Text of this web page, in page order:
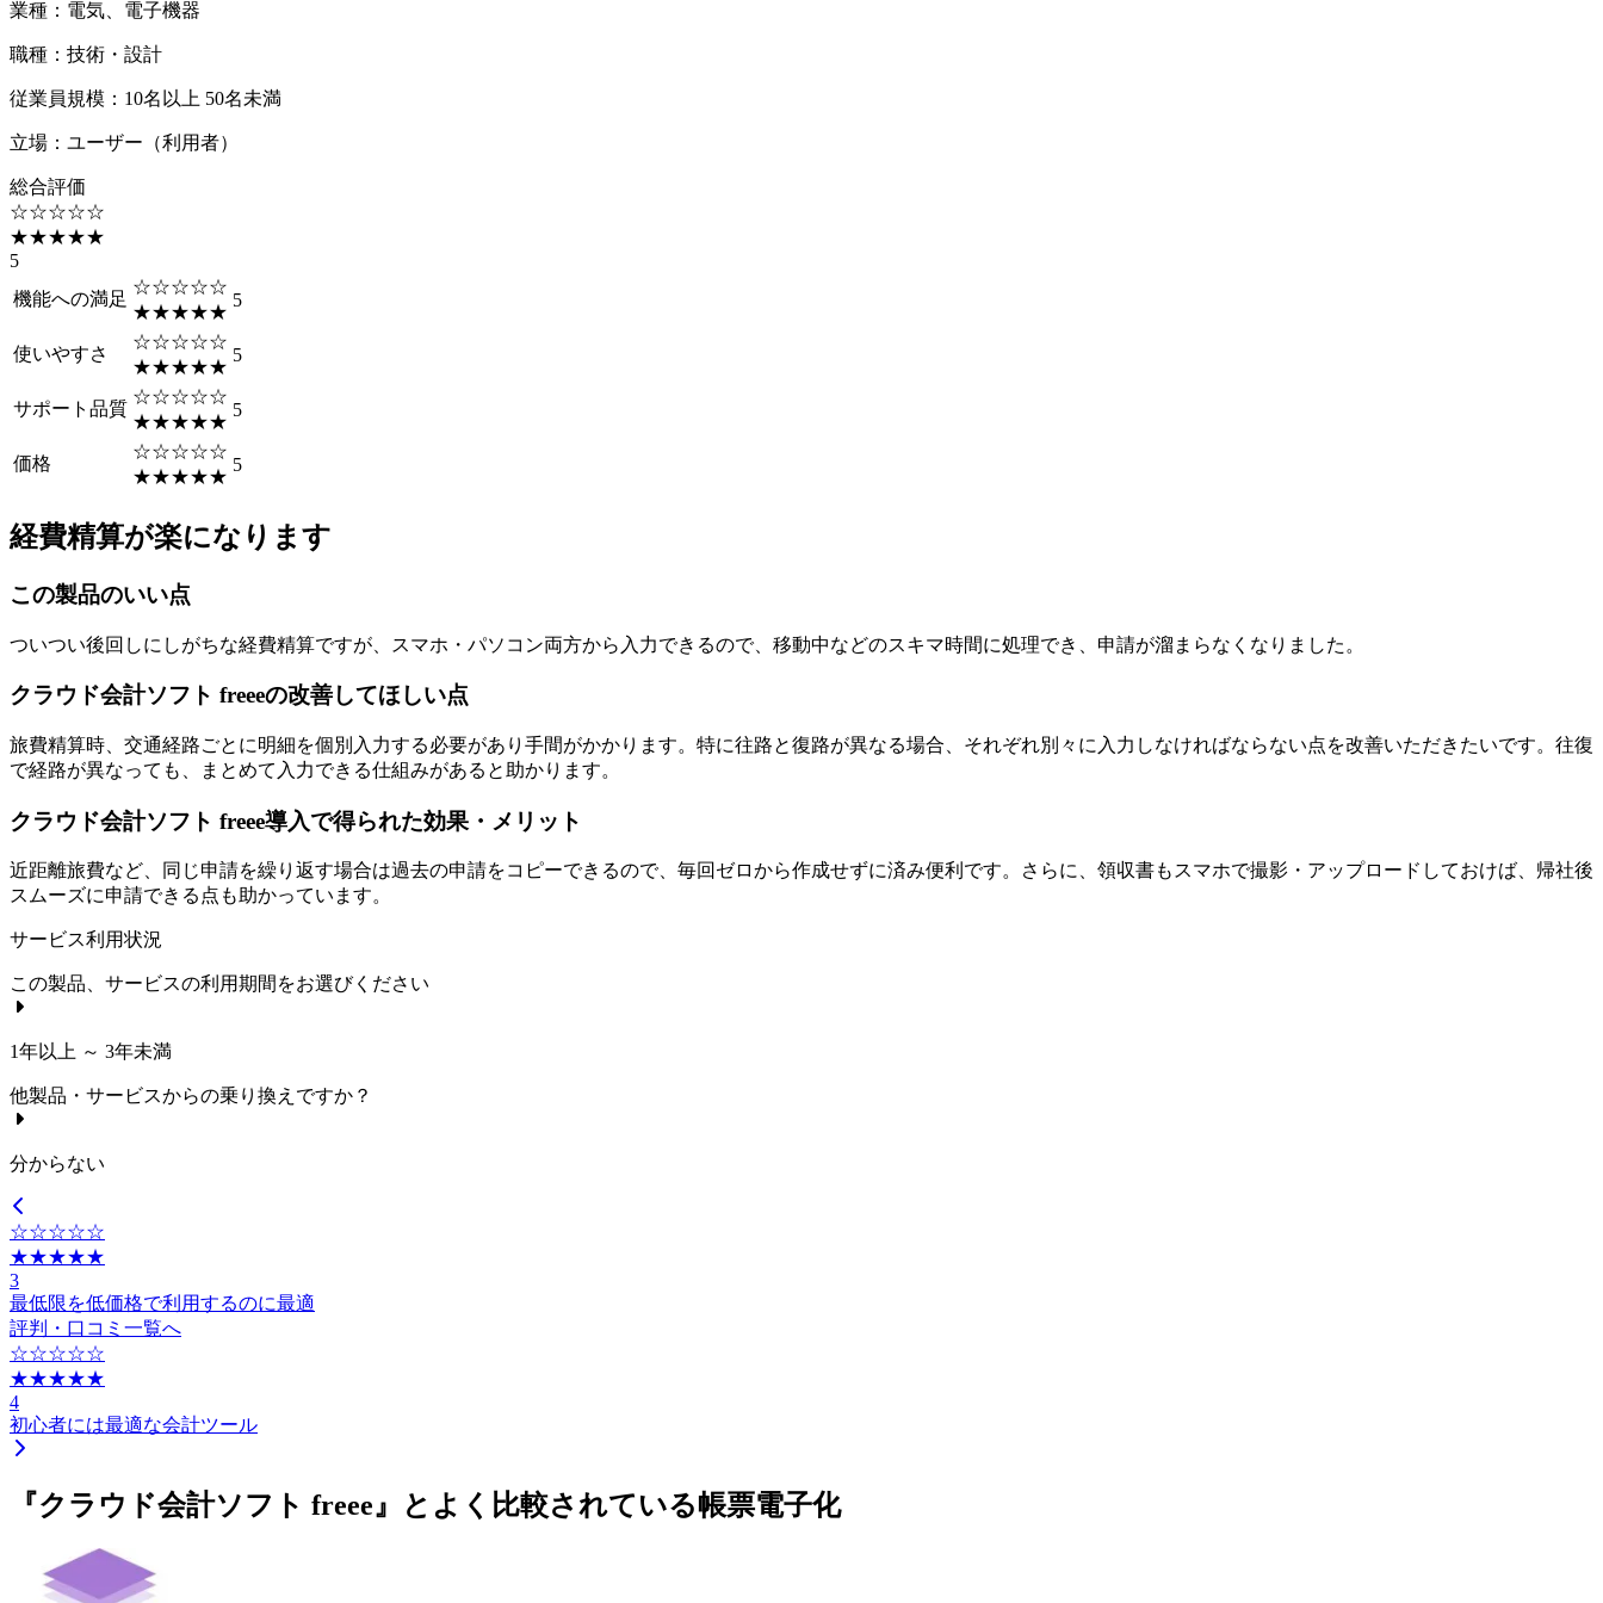
業種 ： 電気、電子機器
職種 ： 技術・設計
従業員規模 ： 10名以上 50名未満
立場 ： ユーザー（利用者）
総合評価
☆☆☆☆☆
★★★★★
5
機能への満足
☆☆☆☆☆
★★★★★
5
使いやすさ
☆☆☆☆☆
★★★★★
5
サポート品質
☆☆☆☆☆
★★★★★
5
価格
☆☆☆☆☆
★★★★★
5
経費精算が楽になります
この製品のいい点
ついつい後回しにしがちな経費精算ですが、スマホ・パソコン両方から入力できるので、移動中などのスキマ時間に処理でき、申請が溜まらなくなりました。
クラウド会計ソフト freeeの改善してほしい点
旅費精算時、交通経路ごとに明細を個別入力する必要があり手間がかかります。特に往路と復路が異なる場合、それぞれ別々に入力しなければならない点を改善いただきたいです。往復
で経路が異なっても、まとめて入力できる仕組みがあると助かります。
クラウド会計ソフト freee導入で得られた効果・メリット
近距離旅費など、同じ申請を繰り返す場合は過去の申請をコピーできるので、毎回ゼロから作成せずに済み便利です。さらに、領収書もスマホで撮影・アップロードしておけば、帰社後
スムーズに申請できる点も助かっています。
サービス利用状況
この製品、サービスの利用期間をお選びください
1年以上 ～ 3年未満
他製品・サービスからの乗り換えですか？
分からない
☆☆☆☆☆
★★★★★
3
最低限を低価格で利用するのに最適
評判・口コミ一覧へ
☆☆☆☆☆
★★★★★
4
初心者には最適な会計ツール
『クラウド会計ソフト freee』とよく比較されている帳票電子化